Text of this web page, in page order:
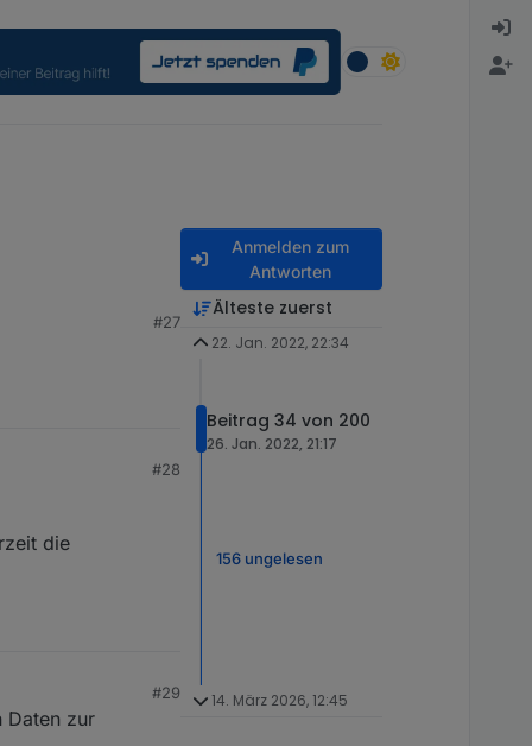
#27
#28
die
#29
Daten zur
Anmelden zum
Antworten
Älteste zuerst
22. Jan. 2022, 22:34
Beitrag 34 von 200
26. Jan. 2022, 21:17
156 ungelesen
14. März 2026, 12:45